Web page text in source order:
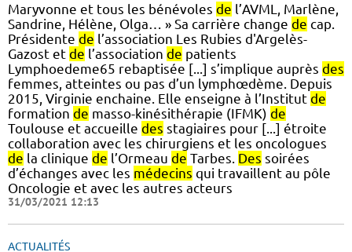
Maryvonne et tous les bénévoles de l’AVML, Marlène,
Sandrine, Hélène, Olga… » Sa carrière change de cap.
Présidente de l’association Les Rubies d'Argelès-
Gazost et de l’association de patients
Lymphoedeme65 rebaptisée [...] s’implique auprès des
femmes, atteintes ou pas d’un lymphœdème. Depuis
2015, Virginie enchaine. Elle enseigne à l’Institut de
formation de masso-kinésithérapie (IFMK) de
Toulouse et accueille des stagiaires pour [...] étroite
collaboration avec les chirurgiens et les oncologues
de la clinique de l’Ormeau de Tarbes. Des soirées
d’échanges avec les médecins qui travaillent au pôle
Oncologie et avec les autres acteurs
31/03/2021 12:13
ACTUALITÉS